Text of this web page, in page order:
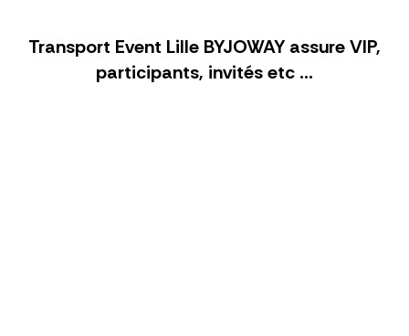
Transport Event Lille BYJOWAY assure VIP,
participants, invités etc …